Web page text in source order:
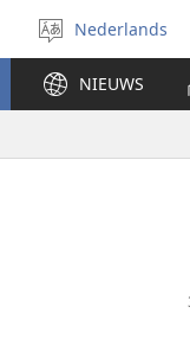
Taal
selecteren
Nederlands
NIEUWS